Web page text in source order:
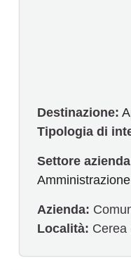
Destinazione:
Tipologia di
Settore
Amministrazione
Azienda:
Località: Cerea